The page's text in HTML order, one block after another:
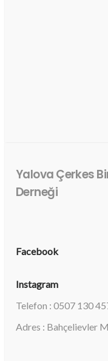
Yalova Çerkes
Derneği
Facebook
Instagram
Telefon : 0507 130
Adres : Bahçelievler